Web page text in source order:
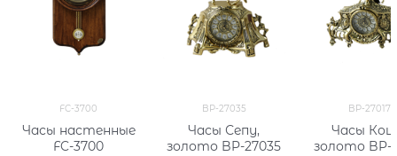
FC-3700
Часы настенные
FC-3700
BP-27035
Часы Сепу,
золото BP-27035
BP-27017
Часы
золото BP-